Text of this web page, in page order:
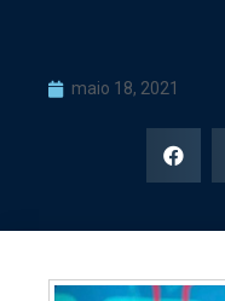
maio 18, 2021